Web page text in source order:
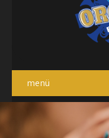
menü